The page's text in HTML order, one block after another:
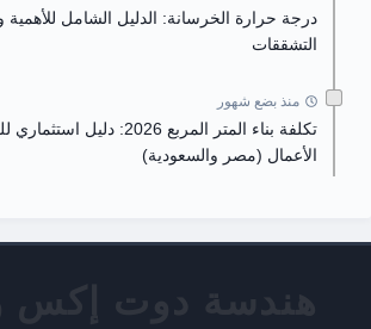
درجة حرارة الخرسانة: الدليل الشامل
التشققات
منذ بضع شهور
تكلفة بناء المتر المربع
الأعمال (مصر والسعودية)